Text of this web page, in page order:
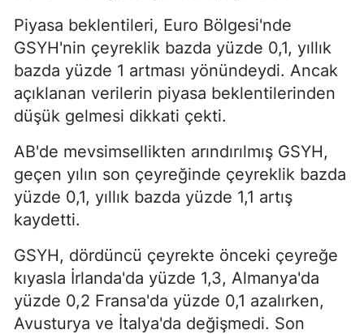
Piyasa beklentileri, Euro Bölgesi'nde
GSYH'nin çeyreklik bazda yüzde 0,1, yıllık
bazda yüzde 1 artması yönündeydi. Ancak
açıklanan verilerin piyasa beklentilerinden
düşük gelmesi dikkati çekti.
AB'de mevsimsellikten arındırılmış GSYH,
geçen yılın son çeyreğinde çeyreklik bazda
yüzde 0,1, yıllık bazda yüzde 1,1 artış
kaydetti.
GSYH, dördüncü çeyrekte önceki çeyreğe
kıyasla İrlanda'da yüzde 1,3, Almanya'da
yüzde 0,2 Fransa'da yüzde 0,1 azalırken,
Avusturya ve İtalya'da değişmedi. Son